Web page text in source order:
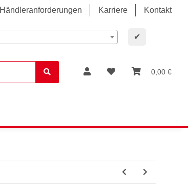
Händleranforderungen Karriere Kontakt
✔
0,00 €